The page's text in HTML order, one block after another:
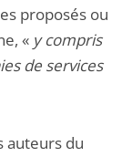
proposés ou
« y compris
de services
auteurs du